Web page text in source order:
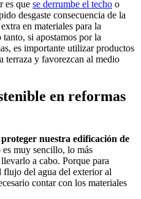
es que se derrumbe el techo o
desgaste consecuencia de la
en materiales para la
si apostamos por la
es importante utilizar productos
terraza y favorezcan al medio
en reformas
proteger nuestra edificación de
es muy sencillo, lo más
a cabo. Porque para
flujo del agua del exterior al
contar con los materiales